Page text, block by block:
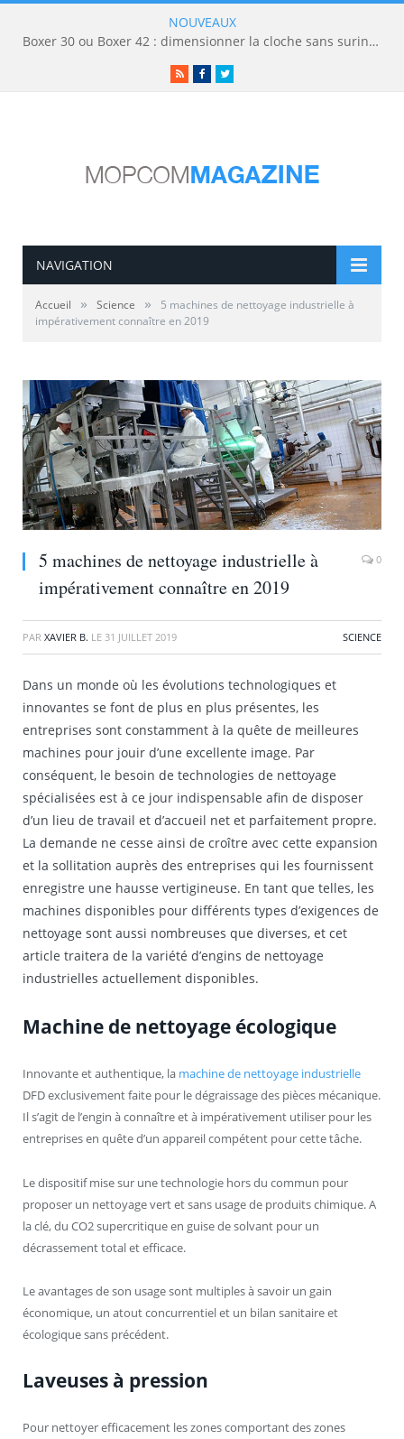
NOUVEAUX
Boxer 30 ou Boxer 42 : dimensionner la cloche sans surinvestir
RSSFacebookTwitter
NAVIGATION
Accueil » Science »
5 machines de nettoyage industrielle à
impérativement connaître en 2019
5 machines de nettoyage industrielle à
impérativement connaître en 2019
0
PAR XAVIER B. LE 31 JUILLET 2019 SCIENCE
Dans un monde où les évolutions technologiques et
innovantes se font de plus en plus présentes, les
entreprises sont constamment à la quête de meilleures
machines pour jouir d’une excellente image. Par
conséquent, le besoin de technologies de nettoyage
spécialisées est à ce jour indispensable afin de disposer
d’un lieu de travail et d’accueil net et parfaitement propre.
La demande ne cesse ainsi de croître avec cette expansion
et la sollitation auprès des entreprises qui les fournissent
enregistre une hausse vertigineuse. En tant que telles, les
machines disponibles pour différents types d’exigences de
nettoyage sont aussi nombreuses que diverses, et cet
article traitera de la variété d’engins de nettoyage
industrielles actuellement disponibles.
Machine de nettoyage écologique
Innovante et authentique, la machine de nettoyage industrielle
DFD exclusivement faite pour le dégraissage des pièces mécanique.
Il s’agit de l’engin à connaître et à impérativement utiliser pour les
entreprises en quête d’un appareil compétent pour cette tâche.
Le dispositif mise sur une technologie hors du commun pour
proposer un nettoyage vert et sans usage de produits chimique. A
la clé, du CO2supercritique en guise de solvant pour un
décrassement total et efficace.
Le avantages de son usage sont multiples à savoir un gain
économique, un atout concurrentiel et un bilan sanitaire et
écologique sans précédent.
Laveuses à pression
Pour nettoyer efficacement les zones comportant des zones